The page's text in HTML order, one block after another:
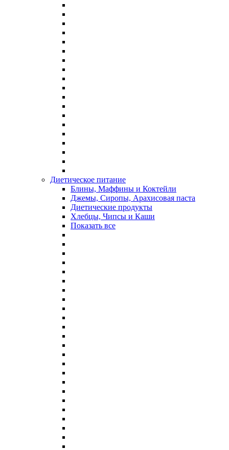
Диетическое питание
Блины, Маффины и Коктейли
Джемы, Сиропы, Арахисовая паста
Диетические продукты
Хлебцы, Чипсы и Каши
Показать все